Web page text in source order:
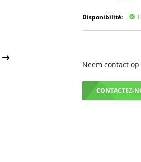
Disponibilité:
Neem contact
CONTACTEZ-